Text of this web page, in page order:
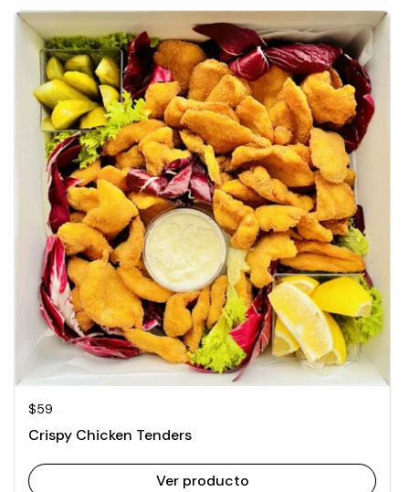
Precio normal
$59
Crispy Chicken Tenders
Ver producto